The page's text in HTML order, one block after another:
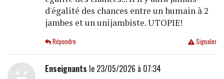
d'égalité des chances entre un humain à 2
jambes et un unijambiste. UTOPIE!
Signaler
Répondre
Enseignants le 23/05/2026 à 07:34